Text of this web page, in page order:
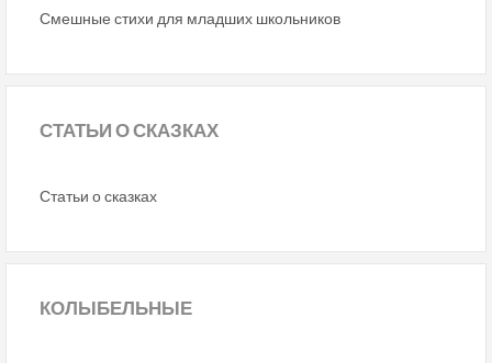
Смешные стихи для младших школьников
СТАТЬИО СКАЗКАХ
Статьи о сказках
КОЛЫБЕЛЬНЫЕ